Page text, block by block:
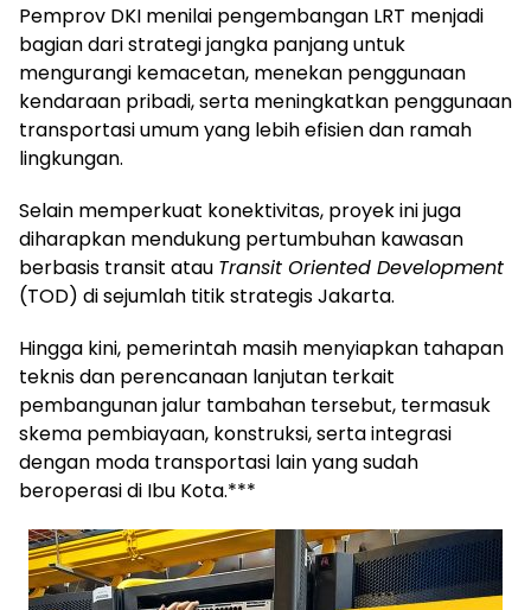
Pemprov DKI menilai pengembangan LRT menjadi
bagian dari strategi jangka panjang untuk
mengurangi kemacetan, menekan penggunaan
kendaraan pribadi, serta meningkatkan penggunaan
transportasi umum yang lebih efisien dan ramah
lingkungan.
Selain memperkuat konektivitas, proyek ini juga
diharapkan mendukung pertumbuhan kawasan
berbasis transit atau Transit Oriented Development
(TOD) di sejumlah titik strategis Jakarta.
Hingga kini, pemerintah masih menyiapkan tahapan
teknis dan perencanaan lanjutan terkait
pembangunan jalur tambahan tersebut, termasuk
skema pembiayaan, konstruksi, serta integrasi
dengan moda transportasi lain yang sudah
beroperasi di Ibu Kota.***